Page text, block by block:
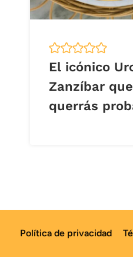
El icónico
Zanzíbar que
querrás
Política de privacidad